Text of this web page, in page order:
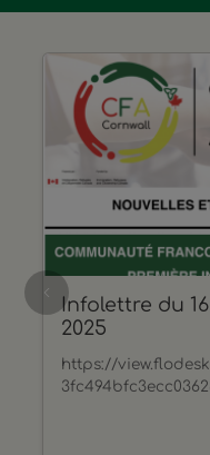
Infolettre du
2025
https://
Previous